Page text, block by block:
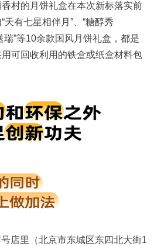
村的月饼礼盒在本次新标落实前
有七星相伴月”、“糖醇秀
瑞”等10余款国风月饼礼盒，都是
可回收利用的铁盒或纸盒材料包
店里（北京市东城区东四北大街1